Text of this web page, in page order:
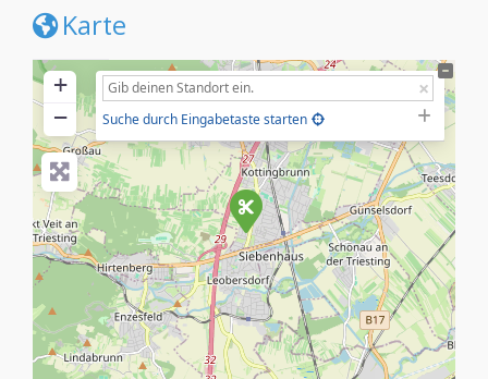
Karte
+
−
Suche durch Eingabetaste starten